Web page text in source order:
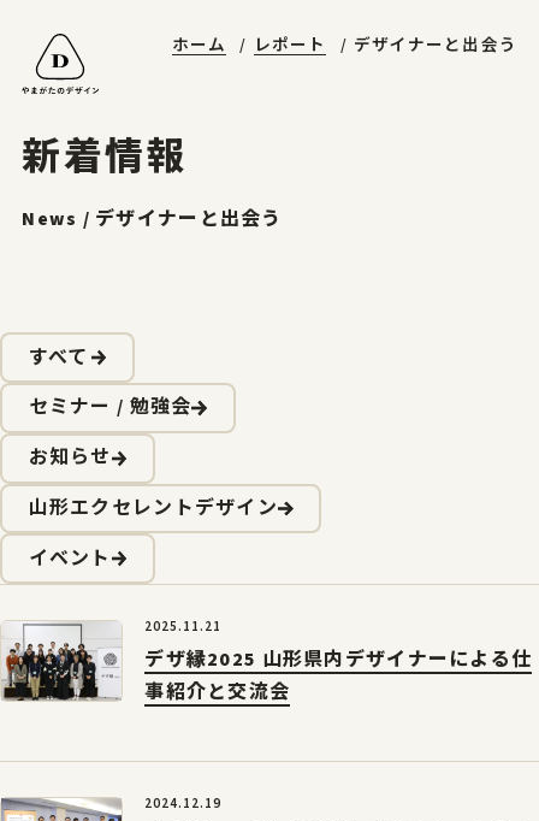
山形エクセレントデザイン
受賞ギャラリー
やまがたのデザイン
山形エクセレントデザイン
山形エクセレントデザイン
山形エクセレントデザインのあゆみ
山形エクセレントデザイン募集要項
受賞ギャラリー
やまがたデザ縁
山形デザイナーリスト
マッチング事例
やまがた&Ｄプロジェクト
やまがた&Ｄプロジェクト
レポート
新着情報
ホーム レポート デザイナーと出会う
新着情報
News / デザイナーと出会う
すべて
セミナー / 勉強会
お知らせ
山形エクセレントデザイン
イベント
2025.11.21
デザ縁2025 山形県内デザイナーによる仕
事紹介と交流会
2024.12.19